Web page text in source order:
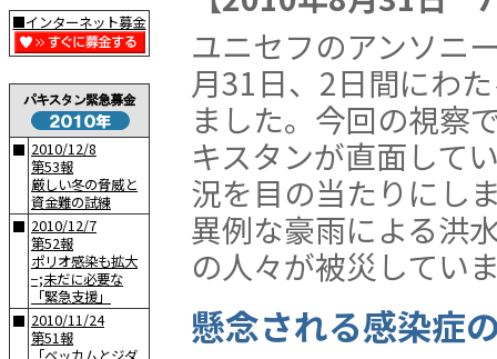
■インターネット募金
■ 2010/12/8
第53報
厳しい冬の脅威と
資金難の試練
■ 2010/12/7
第52報
ポリオ感染も拡大
−;未だに必要な
「緊急支援」
■ 2010/11/24
第51報
ユニセフのアンソニ
月31日、2日間にわ
ました。今回の視察
キスタンが直面して
況を目の当たりにし
異例な豪雨による洪
の人々が被災してい
懸念される感染症